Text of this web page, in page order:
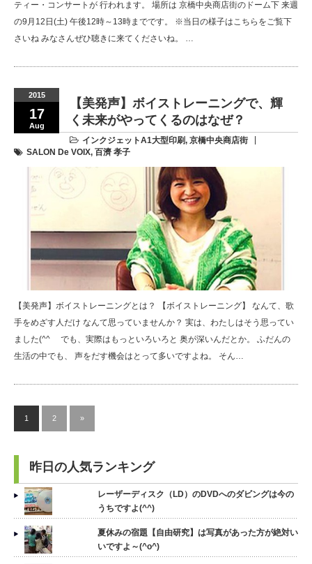
ティー・コンサートが 行われます。 場所は 京橋中央商店街のドーム下 来週
の9月12日(土) 午後12時～13時までです。 ※当日の様子はこちらをご覧下
さいね みなさんぜひ聴きに来てくださいね。 …
2015
17
Aug
【美発声】ボイストレーニングで、輝
く未来がやってくるのはなぜ？
インクジェットA1大型印刷, 京橋中央商店街
SALON De VOIX, 百濟 孝子
【美発声】ボイストレーニングとは？ 【ボイストレーニング】 なんて、歌
手をめざす人だけ なんて思っていませんか？ 実は、わたしはそう思ってい
ました(^^ゞ でも、実際はもっといろいろと 奥が深いんだとか。 ふだんの
生活の中でも、 声をだす機会はとって多いですよね。 そん…
1 2 »
昨日の人気ランキング
レーザーディスク（LD）のDVDへのダビングは今の
うちですよ(^^)
夏休みの宿題【自由研究】は写真があった方が絶対い
いですよ～(^o^)